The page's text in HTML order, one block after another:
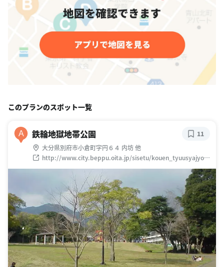
このプランのスポット一覧
A 鉄輪地獄地帯公園
大分県別府市小倉町字円６４ 内坊 他
http://www.city.beppu.oita.jp/sisetu/kouen_tyuusyajyou/
03kouen_03-02kannawa.html
11